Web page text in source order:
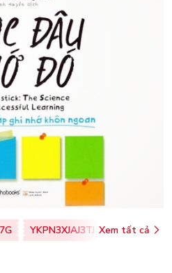
YKPN3XJAJ3TJ Xem tất cả